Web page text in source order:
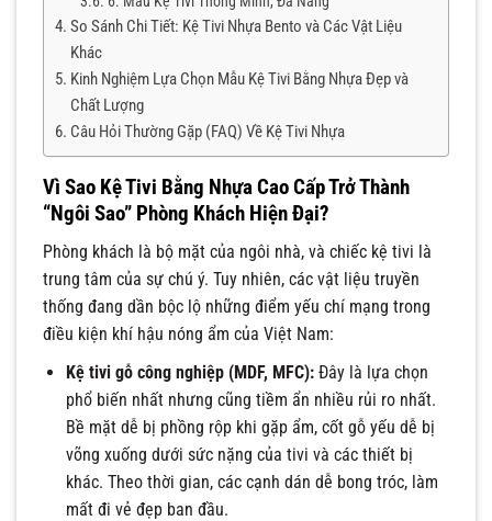
So Sánh Chi Tiết: Kệ Tivi Nhựa Bento và Các Vật Liệu
Khác
Kinh Nghiệm Lựa Chọn Mẫu Kệ Tivi Bằng Nhựa Đẹp và
Chất Lượng
Câu Hỏi Thường Gặp (FAQ) Về Kệ Tivi Nhựa
Vì Sao Kệ Tivi Bằng Nhựa Cao Cấp Trở Thành
“Ngôi Sao” Phòng Khách Hiện Đại?
Phòng khách là bộ mặt của ngôi nhà, và chiếc kệ tivi là
trung tâm của sự chú ý. Tuy nhiên, các vật liệu truyền
thống đang dần bộc lộ những điểm yếu chí mạng trong
điều kiện khí hậu nóng ẩm của Việt Nam:
Kệ tivi gỗ công nghiệp (MDF, MFC):Đây là lựa chọn
phổ biến nhất nhưng cũng tiềm ẩn nhiều rủi ro nhất.
Bề mặt dễ bị phồng rộp khi gặp ẩm, cốt gỗ yếu dễ bị
võng xuống dưới sức nặng của tivi và các thiết bị
khác. Theo thời gian, các cạnh dán dễ bong tróc, làm
mất đi vẻ đẹp ban đầu.